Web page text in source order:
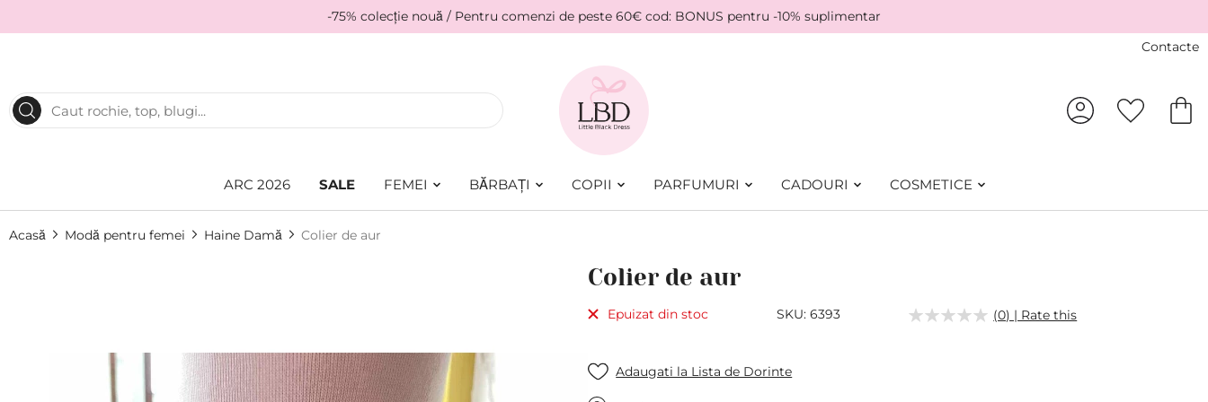
-75% colecție nouă / Pentru comenzi de peste 60€ cod: BONUS pentru -10% suplimentar
Contacte
ARC 2026 SALE FEMEI BĂRBAȚI COPII PARFUMURI CADOURI COSMETICE
Acasă Modă pentru femei Haine Damă Colier de aur
Colier de aur
Epuizat din stoc SKU 6393 (0) | Rate this
Adaugati la Lista de Dorinte